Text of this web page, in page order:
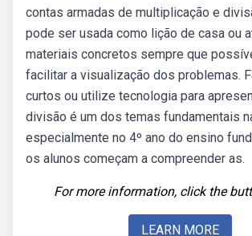
contas armadas de multiplicação e
pode ser usada como lição de casa ou
materiais concretos sempre que
facilitar a visualização dos problemas.
curtos ou utilize tecnologia para
divisão é um dos temas fundamentais
especialmente no 4º ano do ensino
os alunos começam a compreender as.
For more information, click the
LEARN MORE